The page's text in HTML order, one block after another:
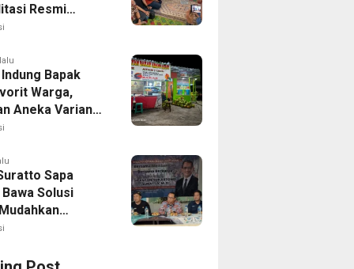
Resmi
Bapak
Warga,
Aneka Varian
Muda
Sapa
Solusi